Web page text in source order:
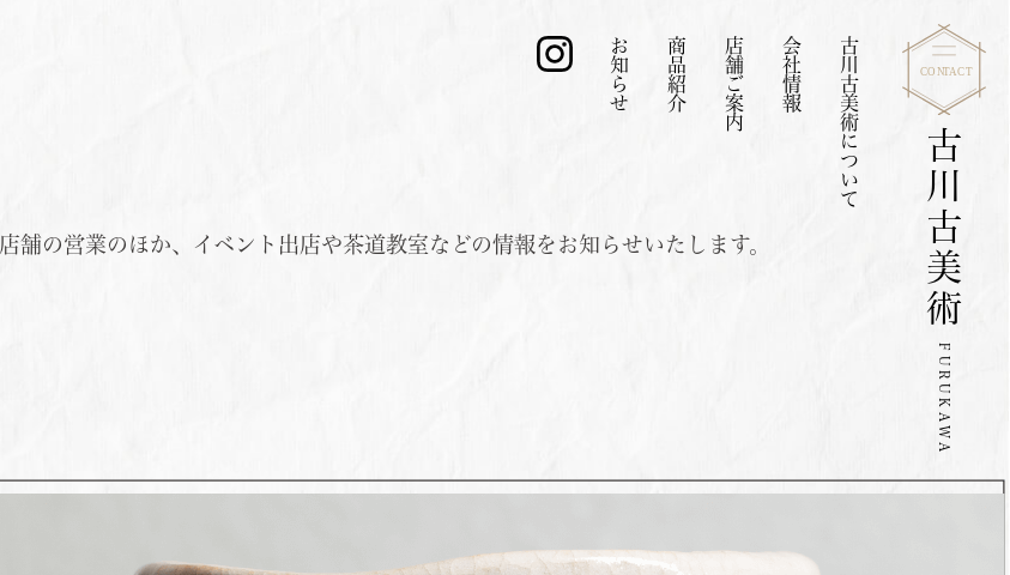
古川古美術について
会社情報
店舗ご案内
商品紹介
お知らせ
古川古美術
FURUKAWA
店舗の営業のほか、イベント出店や茶道教室などの情報をお知らせいたします。